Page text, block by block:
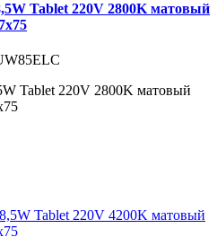
Tablet 220V 2800K матовый
Tablet 220V 2800K матовый